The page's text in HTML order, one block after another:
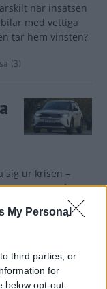
My Personal
third parties, or
for
below opt-out
när insatsen
med vettiga
tar hem vinsten?
(3)
sig ur krisen –
väljs några